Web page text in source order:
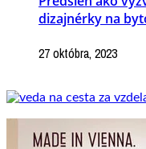
dizajnérky na
27 októbra, 2023